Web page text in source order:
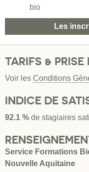
bio
Les
TARIFS &
Voir les Conditions
INDICE DE
92.1 % de stagiaires
Service Formations
Nouvelle Aquitaine